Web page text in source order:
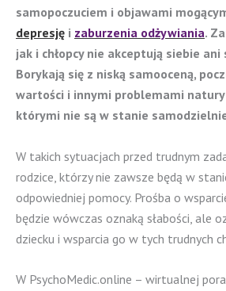
samopoczuciem i objawami
depresję i zaburzenia odżywiania.
jak i chłopcy nie akceptują siebie ani
Borykają się z niską samooceną,
wartości i innymi problemami natury
którymi nie są w stanie
W takich sytuacjach przed trudnym
rodzice, którzy nie zawsze będą w
odpowiedniej pomocy. Prośba o
będzie wówczas oznaką słabości, ale
dziecku i wsparcia go w tych trudnych
W PsychoMedic.online – wirtualnej